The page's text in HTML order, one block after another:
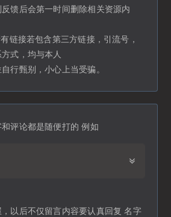
馈后会第一时间删除相关资源内
链接若包含第三方链接，引流号，
式，均与本人
行甄别，小心上当受骗。
评论都是随便打的 例如
以后不仅留言内容要认真回复 名字